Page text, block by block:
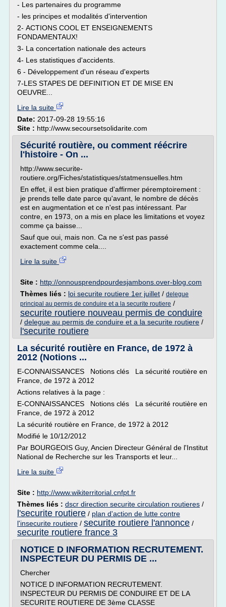
- Les partenaires du programme
- les principes et modalités d'intervention
2- ACTIONS COOL ET ENSEIGNEMENTS
FONDAMENTAUX!
3- La concertation nationale des acteurs
4- Les statistiques d'accidents.
6 - Développement d'un réseau d'experts
7-LES STAPES DE DEFINITION ET DE MISE EN
OEUVRE...
Lire la suite
Date: 2017-09-28 19:55:16
Site : http://www.secoursetsolidarite.com
Sécurité routière, ou comment réécrire
l'histoire - On ...
http://www.securite-
routiere.org/Fiches/statistiques/statmensuelles.htm
En effet, il est bien pratique d'affirmer péremptoirement :
je prends telle date parce qu'avant, le nombre de décès
est en augmentation et ce n'est pas intéressant. Par
contre, en 1973, on a mis en place les limitations et voyez
comme ça baisse...
Sauf que oui, mais non. Ca ne s'est pas passé
exactement comme cela....
Lire la suite
Site : http://onnousprendpourdesjambons.over-blog.com
Thèmes liés : loi securite routiere 1er juillet / delegue
principal au permis de conduire et a la securite routiere /
securite routiere nouveau permis de conduire
/ delegue au permis de conduire et a la securite routiere /
l'securite routiere
La sécurité routière en France, de 1972 à
2012 (Notions ...
E-CONNAISSANCES Notions clés La sécurité routière en
France, de 1972 à 2012
Actions relatives à la page :
E-CONNAISSANCES Notions clés La sécurité routière en
France, de 1972 à 2012
La sécurité routière en France, de 1972 à 2012
Modifié le 10/12/2012
Par BOURGEOIS Guy, Ancien Directeur Général de l'Institut
National de Recherche sur les Transports et leur...
Lire la suite
Site : http://www.wikiterritorial.cnfpt.fr
Thèmes liés : dscr direction securite circulation routieres /
l'securite routiere / plan d'action de lutte contre
l'insecurite routiere / securite routiere l'annonce /
securite routiere france 3
NOTICE D INFORMATION RECRUTEMENT.
INSPECTEUR DU PERMIS DE ...
Chercher
NOTICE D INFORMATION RECRUTEMENT.
INSPECTEUR DU PERMIS DE CONDUIRE ET DE LA
SECURITE ROUTIERE DE 3ème CLASSE